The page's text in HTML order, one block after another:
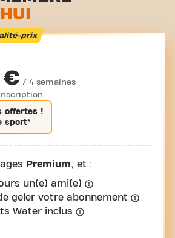
prix
€ / 4 semaines
offertes !
sport*
Premium, et :
un(e) ami(e)
geler votre abonnement
Water inclus